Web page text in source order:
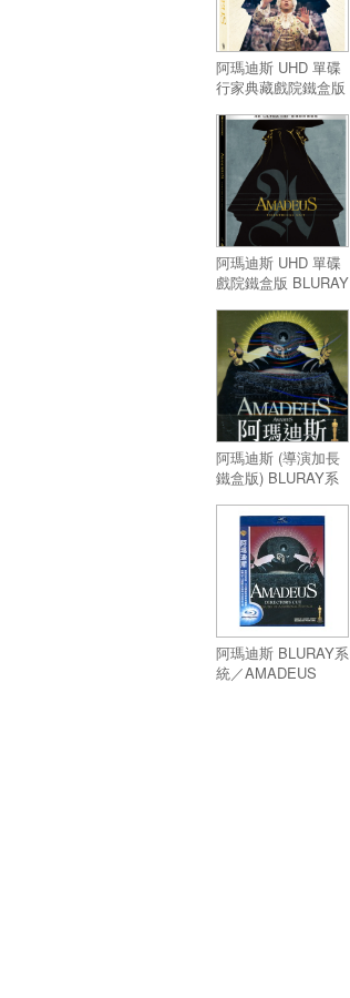
阿瑪迪斯 UHD 單碟
行家典藏戲院鐵盒版
Amadeus (1984)
Theatrical Cut UHD
1 Disc UCE
Steelbook
阿瑪迪斯 UHD 單碟
戲院鐵盒版 BLURAY
(1984) Theatrical
Cut UHD 1 Disc
Steelbook
阿瑪迪斯 (導演加長
鐵盒版) BLURAY系
DIRECTOR'S CUT
阿瑪迪斯 BLURAY系
統／AMADEUS